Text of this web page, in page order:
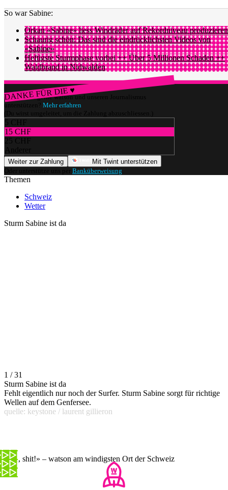
So war Sabine:
Orkan «Sabine» liess Windräder auf Rekordniveau produzieren
Schaurig schön: Das sind die eindrücklichsten Videos von
«Sabine»
Heftigste Sturmphase vorbei ++ Über 5 Millionen Schaden ++
Waldbrand in Nidwalden
DANKE FÜR DIE ♥
Würdest du gerne watson und unseren Journalismus
unterstützen? Mehr erfahren
(Du wirst umgeleitet, um die Zahlung abzuschliessen.)
5 CHF
15 CHF
25 CHF
Anderer
Weiter zur Zahlung
Mit Twint unterstützen
Oder unterstütze uns per Banküberweisung
Themen
Schweiz
Wetter
Sturm Sabine ist da
1 / 31
Sturm Sabine ist da
Fehlt eigentlich nur noch der Surfer. Sturm Sabine sorgt für richtige
Wellen auf dem Genfersee.
quelle: keystone / laurent gillieron
«Oh, shit!» – watson am windigsten Ort der Schweiz